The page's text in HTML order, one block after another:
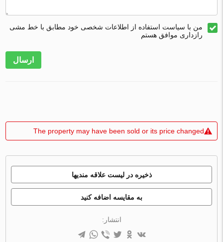
من با سیاست استفاده از اطلاعات شخصی خود مطابق با خط مشی
رازداری موافق هستم
ارسال
The property may have been sold or its price changed
ذخیره در لیست علاقه مندیها
به مقایسه اضافه کنید
انتشار: